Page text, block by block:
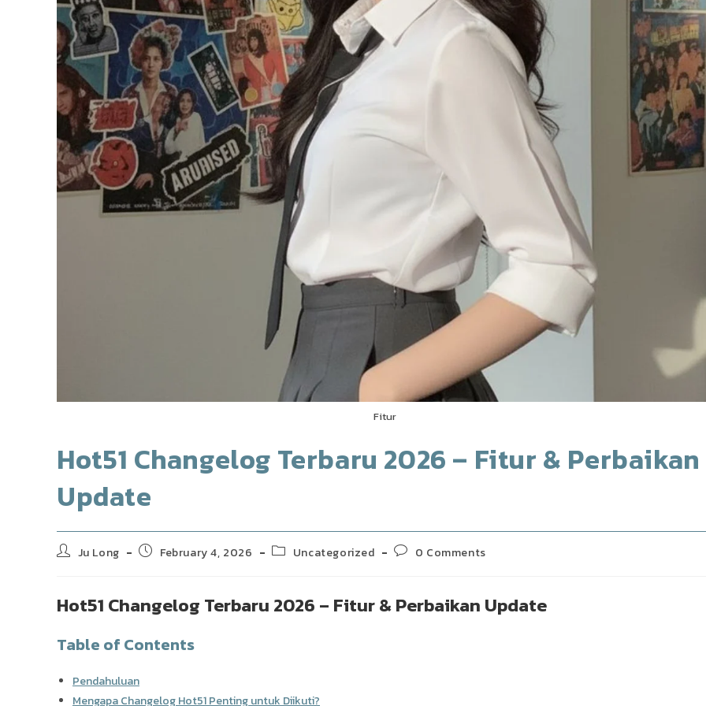
Fitur
Hot51 Changelog Terbaru 2026 – Fitur & Perbaikan
Update
PostJu Long
PostFebruary 4, 2026
PostUncategorized
Post0 Comments
Hot51 Changelog Terbaru 2026 – Fitur & Perbaikan Update
Table of Contents
Pendahuluan
Mengapa Changelog Hot51 Penting untuk Diikuti?